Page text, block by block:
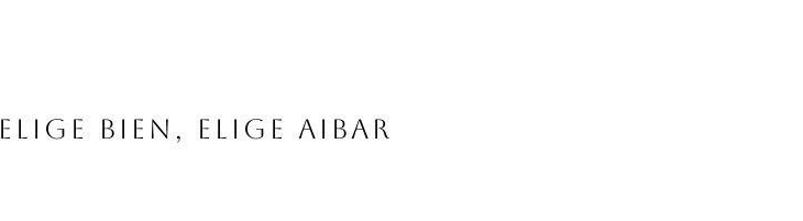
Elige bien, elige Aibar